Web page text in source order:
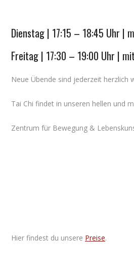
Dienstag | 17:15 – 18:45 Uhr |
Freitag | 17:30 – 19:00 Uhr | mit
Neue Übende sind jederzeit herzlich
Tai Chi findet in unseren hellen und
Zentrum für Bewegung &
Hier findest du unsere Preise.